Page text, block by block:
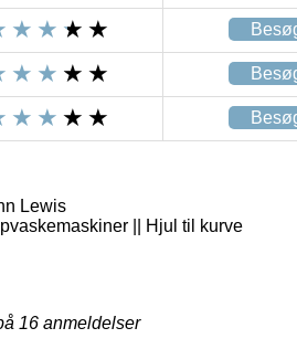
Lewis
|| Hjul til kurve
16 anmeldelser